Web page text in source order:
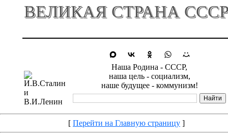
ВЕЛИКАЯ СТРАНА
Наша Родина - СССР,
наша цель - социализм,
наше будущее - коммунизм!
[ Перейти на Главную страницу ]